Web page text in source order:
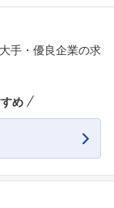
手・優良企業の求
め